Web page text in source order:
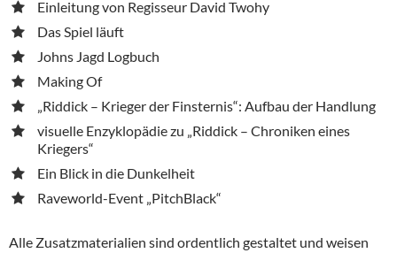
Einleitung von Regisseur David Twohy
Das Spiel läuft
Johns Jagd Logbuch
Making Of
„Riddick – Krieger der Finsternis“: Aufbau der Handlung
visuelle Enzyklopädie zu „Riddick – Chroniken eines
Kriegers“
Ein Blick in die Dunkelheit
Raveworld-Event „PitchBlack“
Alle Zusatzmaterialien sind ordentlich gestaltet und weisen